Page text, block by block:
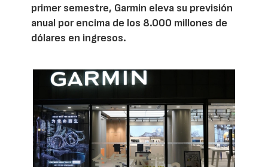
primer semestre, Garmin eleva su previsión
anual por encima de los 8.000 millones de
dólares en ingresos.